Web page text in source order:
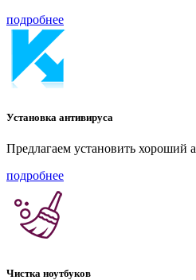
подробнее
Установка антивируса
Предлагаем установить хороший
подробнее
Чистка ноутбуков